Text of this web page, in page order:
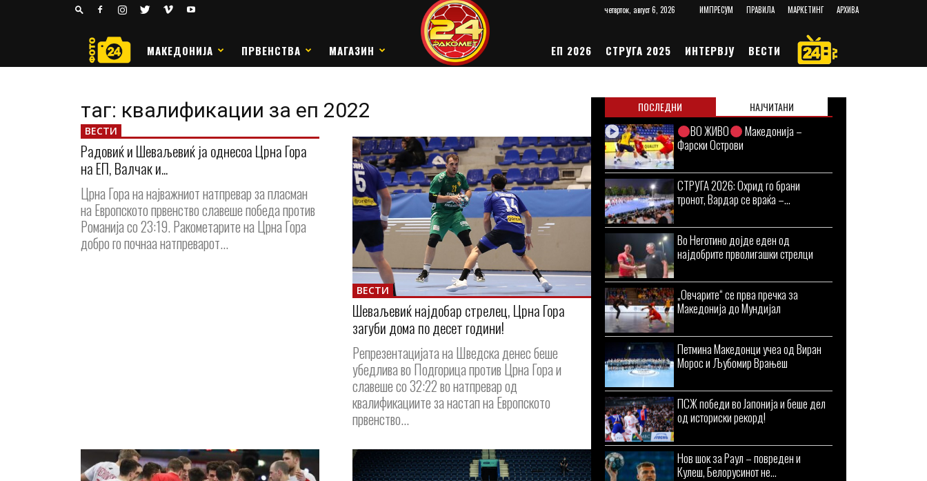
четврток, август 6, 2026 ИМПРЕСУМ ПРАВИЛА МАРКЕТИНГ АРХИВА
РАКОМЕТ
МАКЕДОНИЈА ПРВЕНСТВА МАГАЗИН ЕП 2026 СТРУГА 2025 ИНТЕРВЈУ ВЕСТИ
таг: квалификации за еп 2022
ВЕСТИ
Радовиќ и Шеваљевиќ ја однесоа Црна Гора
на ЕП, Валчак и...
Црна Гора на најважниот натпревар за пласман
на Европското првенство славеше победа против
Романија со 23:19. Ракометарите на Црна Гора
добро го почнаа натпреварот...
ВЕСТИ
Шеваљевиќ најдобар стрелец, Црна Гора
загуби дома по десет години!
Репрезентацијата на Шведска денес беше
убедлива во Подгорица против Црна Гора и
славеше со 32:22 во натпревар од
квалификациите за настап на Европското
првенство...
ПОСЛЕДНИ НАЈЧИТАНИ
ВО ЖИВО
Македонија –
Фарски Острови
СТРУГА 2026: Охрид го брани
тронот, Вардар се враќа –...
Во Неготино дојде еден од
најдобрите прволигашки стрелци
„Овчарите“ се прва пречка за
Македонија до Мундијал
Петмина Македонци учеа од Виран
Морос и Љубомир Врањеш
ПСЖ победи во Јапонија и беше дел
од историски рекорд!
Нов шок за Раул – повреден и
Кулеш, Белорусинот не...